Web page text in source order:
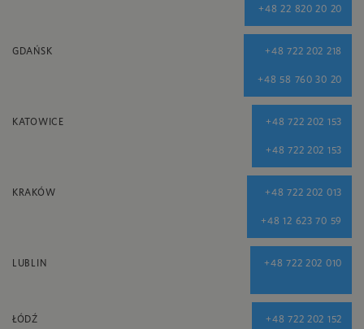
+48 22 820 20 20
GDAŃSK +48 722 202 218
+48 58 760 30 20
KATOWICE +48 722 202 153
+48 722 202 153
KRAKÓW +48 722 202 013
+48 12 623 70 59
LUBLIN +48 722 202 010
ŁÓDŹ +48 722 202 152